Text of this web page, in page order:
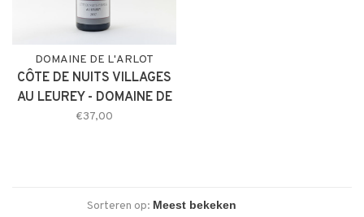
DOMAINE DE L'ARLOT
CÔTE DE NUITS VILLAGES
AU LEUREY - DOMAINE DE
L'ARLOT 2017
€37,00
Sorteren op: